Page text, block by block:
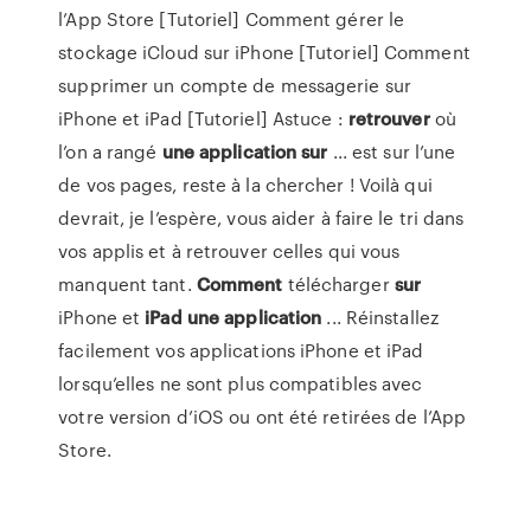
l’App Store [Tutoriel] Comment gérer le
stockage iCloud sur iPhone [Tutoriel] Comment
supprimer un compte de messagerie sur
iPhone et iPad [Tutoriel] Astuce : retrouveroù
l’on a rangé uneapplication sur ... est sur l’une
de vos pages, reste à la chercher ! Voilà qui
devrait, je l’espère, vous aider à faire le tri dans
vos applis et à retrouver celles qui vous
manquent tant. Comment téléchargersur
iPhone et iPad une application ... Réinstallez
facilement vos applications iPhone et iPad
lorsqu’elles ne sont plus compatibles avec
votre version d’iOS ou ont été retirées de l’App
Store.